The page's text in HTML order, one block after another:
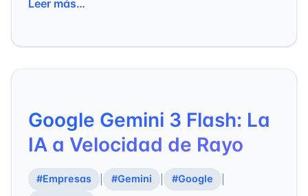
Leer más…
Google Gemini 3 Flash: La
IA a Velocidad de Rayo
#Empresas #Gemini #Google